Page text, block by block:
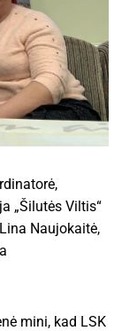
„Šilutės Viltis“
Naujokaitė,
Renata
mini, kad LSK